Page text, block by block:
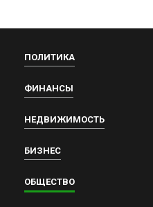
ПОЛИТИКА
ФИНАНСЫ
НЕДВИЖИМОСТЬ
БИЗНЕС
ОБЩЕСТВО